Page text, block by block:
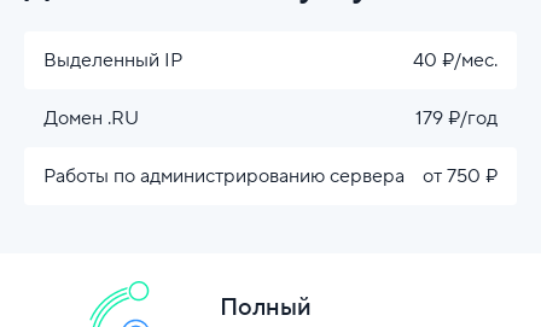
Выделенный IP 40 ₽/мес.
Домен .RU 179 ₽/год
Работы по администрированию сервера от 750 ₽
Полный